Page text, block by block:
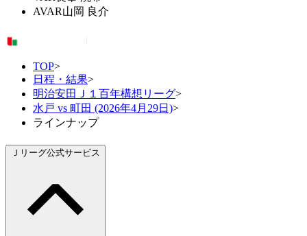
AVAR山岡 良介
TOP>
日程・結果>
明治安田Ｊ１百年構想リーグ>
水戸 vs 町田 (2026年4月29日)>
ラインナップ
Ｊリーグ公式サービス